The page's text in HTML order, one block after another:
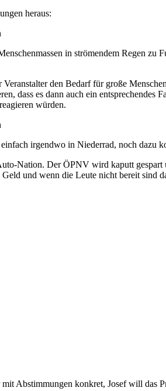
heraus:
in strömendem Regen
den Bedarf für große
dass es dann auch ein entsprechendes
würden.
irgendwo in Niederrad, noch dazu
Nation. Der ÖPNV wird kaputt
und wenn die Leute nicht bereit
Abstimmungen konkret, Josef will das